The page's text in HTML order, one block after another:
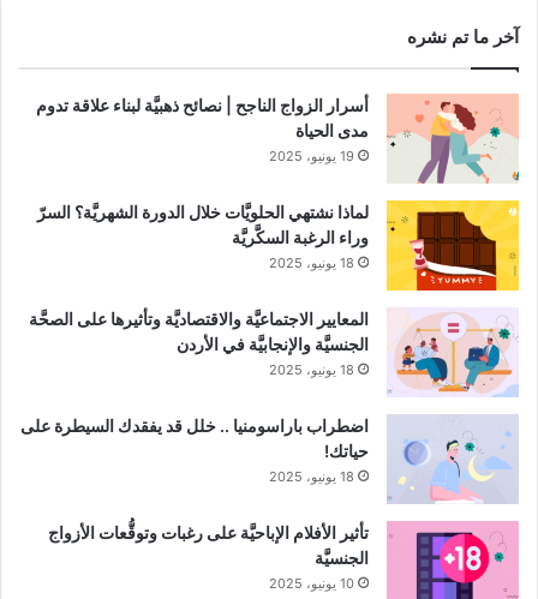
آخر ما تم نشره
أسرار الزواج الناجح | نصائح ذهبيَّة لبناء علاقة تدوم
مدى الحياة
19 يونيو، 2025
لماذا نشتهي الحلويَّات خلال الدورة الشهريَّة؟ السرّ
وراء الرغبة السكَّريَّة
18 يونيو، 2025
المعايير الاجتماعيَّة والاقتصاديَّة وتأثيرها على الصحَّة
الجنسيَّة والإنجابيَّة في الأردن
18 يونيو، 2025
اضطراب باراسومنيا .. خلل قد يفقدك السيطرة على
حياتك!
18 يونيو، 2025
تأثير الأفلام الإباحيَّة على رغبات وتوقُّعات الأزواج
الجنسيَّة
10 يونيو، 2025